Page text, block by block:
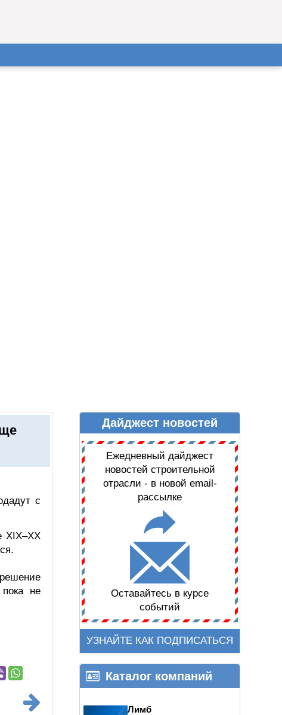
ДАЙДЖЕСТ НОВОСТЕЙ
с
XIX–XX
не
Дайджест новостей
Ежедневный дайджест
новостей строительной
отрасли - в новой email-
рассылке
Оставайтесь в курсе
событий
УЗНАЙТЕ КАК ПОДПИСАТЬСЯ
Каталог компаний
Лимб